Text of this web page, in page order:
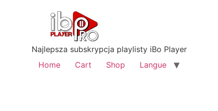
Najlepsza subskrypcja playlisty iBo Player
Home
Cart Shop Langue